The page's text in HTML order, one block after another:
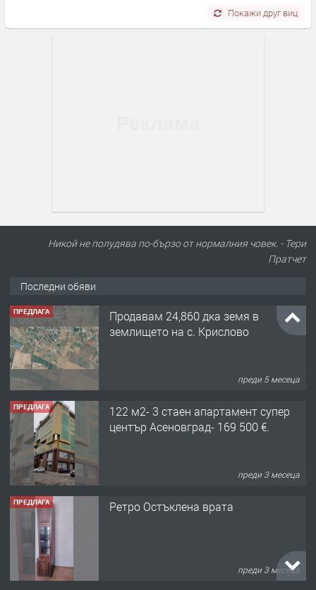
Покажи друг виц
Никой не полудява по-бързо от нормалния човек. - Тери
Пратчет
Последни обяви
ПРЕДЛАГА
Продавам 24,860 дка земя в
землището на с. Крислово
преди 5 месеца
ПРЕДЛАГА
122 м2- 3 стаен апартамент супер
център Асеновград- 169 500 €.
преди 3 месеца
ПРЕДЛАГА Ретро Остъклена врата
преди 3 месеца